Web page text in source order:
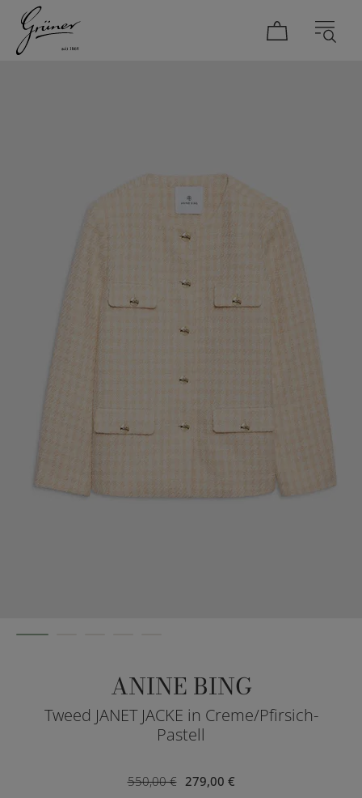
ANINE BING
Tweed JANET JACKE in Creme/Pfirsich-
Pastell
279,00 €
550,00 €